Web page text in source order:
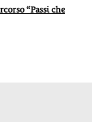
“Passi che